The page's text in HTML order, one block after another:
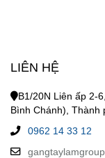
LIÊN HỆ
B1/20N Liên ấp 2-
Bình Chánh), Thành
0962 14 33 12